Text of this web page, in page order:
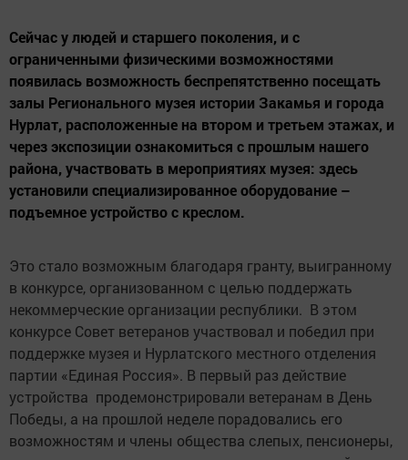
Сейчас у людей и старшего поколения, и с
ограниченными физическими возможностями
появилась возможность беспрепятственно посещать
залы Регионального музея истории Закамья и города
Нурлат, расположенные на втором и третьем этажах, и
через экспозиции ознакомиться с прошлым нашего
района, участвовать в мероприятиях музея: здесь
установили специализированное оборудование –
подъемное устройство с креслом.
Это стало возможным благодаря гранту, выигранному
в конкурсе, организованном с целью поддержать
некоммерческие организации республики. В этом
конкурсе Совет ветеранов участвовал и победил при
поддержке музея и Нурлатского местного отделения
партии «Единая Россия». В первый раз действие
устройства продемонстрировали ветеранам в День
Победы, а на прошлой неделе порадовались его
возможностям и члены общества слепых, пенсионеры,